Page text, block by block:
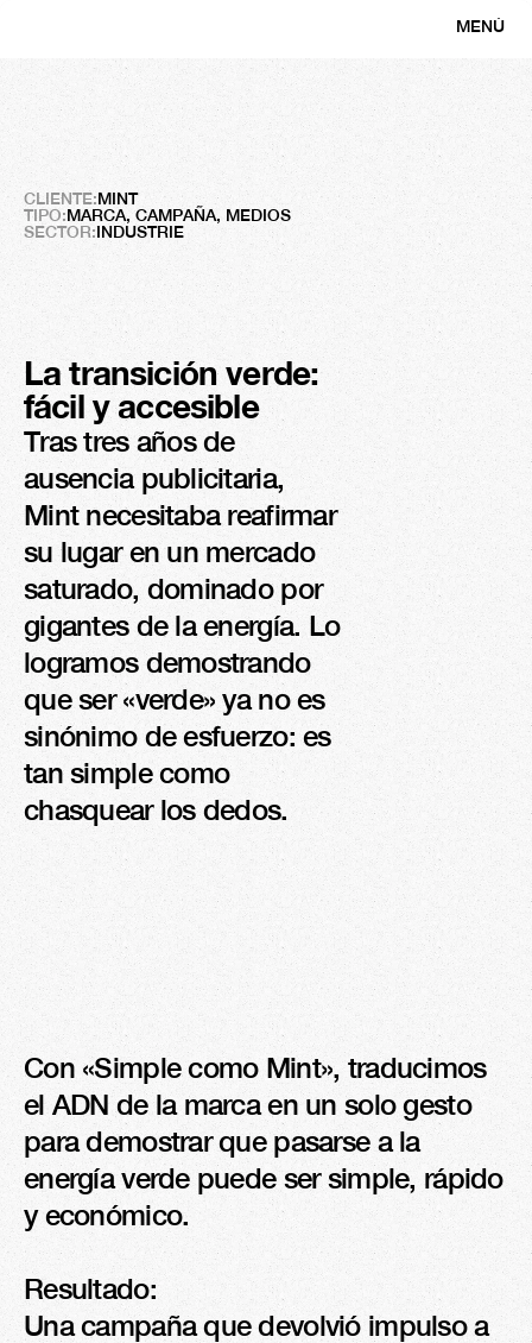
MENÚ
MENTA
Simplificar la energía
CLIENTE:MINT
TIPO:MARCA, CAMPAÑA, MEDIOS
SECTOR:INDUSTRIE
La transición verde:
fácil y accesible
Tras tres años de
ausencia publicitaria,
Mint necesitaba reafirmar
su lugar en un mercado
saturado, dominado por
gigantes de la energía. Lo
logramos demostrando
que ser «verde» ya no es
sinónimo de esfuerzo: es
tan simple como
chasquear los dedos.
Résultats
1.6M
Visitantes únicos
x 1.4
VOLUMEN DE
VISITAS DE
PROSPECTOS
Con «Simple como Mint», traducimos
el ADN de la marca en un solo gesto
para demostrar que pasarse a la
energía verde puede ser simple, rápido
y económico.
Resultado:
Una campaña que devolvió impulso a